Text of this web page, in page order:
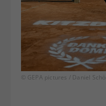
© GEPA pictures / Daniel